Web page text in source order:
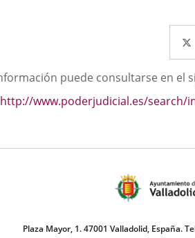
puede consultarse en el
http://www.poderjudicial.es/search/
Plaza Mayor, 1. 47001 Valladolid, España.